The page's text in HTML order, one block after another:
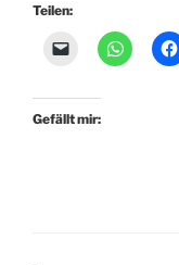
Teilen:
Gefällt mir: